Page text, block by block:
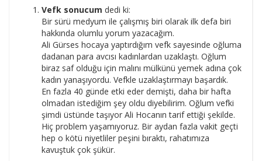
Vefk sonucum dedi ki:
Bir sürü medyum ile çalışmış biri olarak ilk defa biri
hakkında olumlu yorum yazacağım.
Ali Gürses hocaya yaptırdığım vefk sayesinde oğluma
dadanan para avcısı kadınlardan uzaklaştı. Oğlum
biraz saf olduğu için malını mülkünü yemek adına çok
kadın yanaşıyordu. Vefkle uzaklaştırmayı başardık.
En fazla 40 günde etki eder demişti, daha bir hafta
olmadan istediğim şey oldu diyebilirim. Oğlum vefki
şimdi üstünde taşıyor Ali Hocanın tarif ettiği şekilde.
Hiç problem yaşamıyoruz. Bir aydan fazla vakit geçti
hep o kötü niyetliler peşini bıraktı, rahatımıza
kavuştuk çok şükür.